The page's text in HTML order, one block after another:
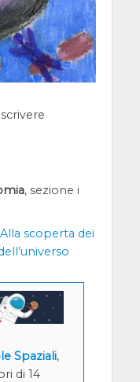
, sezione i
Alla scoperta dei
Spaziali,
di 14